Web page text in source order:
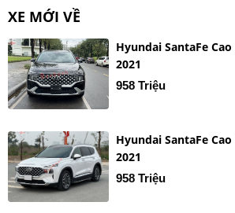
XE MỚI VỀ
Hyundai SantaFe Cao
2021
958 Triệu
Hyundai SantaFe Cao
2021
958 Triệu